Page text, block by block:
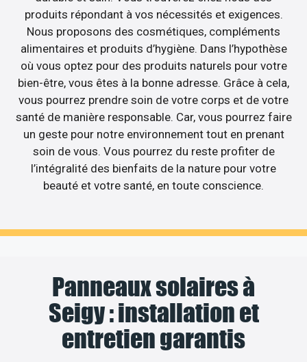
produits répondant à vos nécessités et exigences.
Nous proposons des cosmétiques, compléments
alimentaires et produits d’hygiène. Dans l’hypothèse
où vous optez pour des produits naturels pour votre
bien-être, vous êtes à la bonne adresse. Grâce à cela,
vous pourrez prendre soin de votre corps et de votre
santé de manière responsable. Car, vous pourrez faire
un geste pour notre environnement tout en prenant
soin de vous. Vous pourrez du reste profiter de
l’intégralité des bienfaits de la nature pour votre
beauté et votre santé, en toute conscience.
Panneaux solaires à
Seigy : installation et
entretien garantis